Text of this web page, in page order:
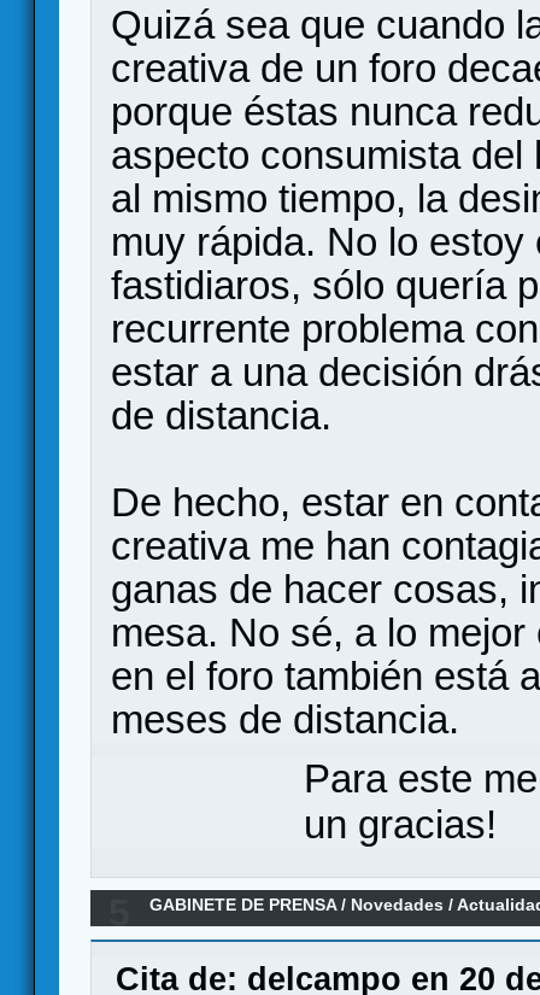
Quizá sea que cuando
creativa de un foro
porque éstas nunca
aspecto consumista
al mismo tiempo, la
muy rápida. No lo
fastidiaros, sólo quería
recurrente problema
estar a una decisión
de distancia.
De hecho, estar en
creativa me han
ganas de hacer cosas,
mesa. No sé, a lo
en el foro también está
meses de distancia.
Para este
un gracias!
GABINETE DE PRENSA/ Novedades /
RECONQUISTA
Cita de: delcampo en 20